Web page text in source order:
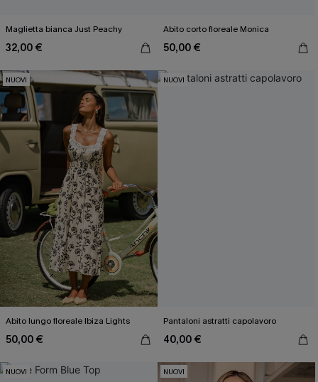
Maglietta bianca Just Peachy
32,00 €
Abito corto floreale Monica
50,00 €
NUOVI
Abito lungo floreale Ibiza Lights
50,00 €
NUOVI
Pantaloni astratti capolavoro
40,00 €
NUOVI NUOVI